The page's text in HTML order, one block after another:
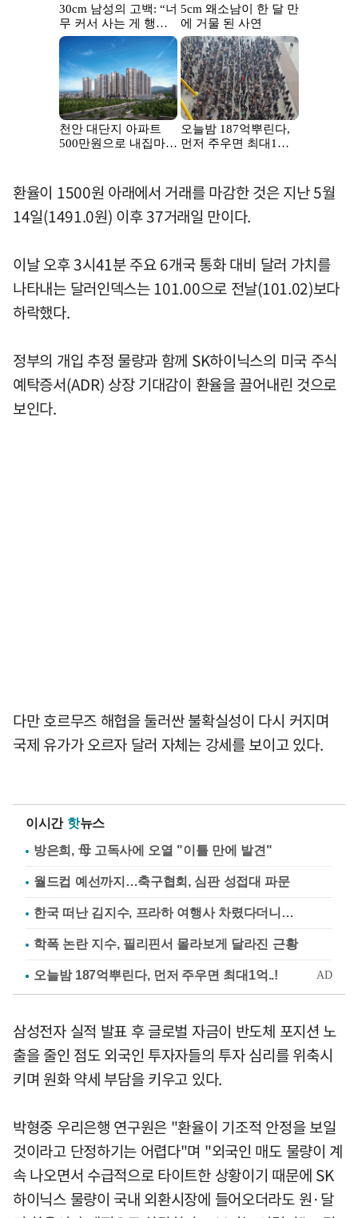
환율이 1500원 아래에서 거래를 마감한 것은 지난 5월
14일(1491.0원) 이후 37거래일 만이다.
이날 오후 3시41분 주요 6개국 통화 대비 달러 가치를
나타내는 달러인덱스는 101.00으로 전날(101.02)보다
하락했다.
정부의 개입 추정 물량과 함께 SK하이닉스의 미국 주식
예탁증서(ADR) 상장 기대감이 환율을 끌어내린 것으로
보인다.
다만 호르무즈 해협을 둘러싼 불확실성이 다시 커지며
국제 유가가 오르자 달러 자체는 강세를 보이고 있다.
이시간 핫뉴스
방은희, 母 고독사에 오열 "이틀 만에 발견"
월드컵 예선까지…축구협회, 심판 성접대 파문
한국 떠난 김지수, 프라하 여행사 차렸다더니…
학폭 논란 지수, 필리핀서 몰라보게 달라진 근황
삼성전자 실적 발표 후 글로벌 자금이 반도체 포지션 노
출을 줄인 점도 외국인 투자자들의 투자 심리를 위축시
키며 원화 약세 부담을 키우고 있다.
박형중 우리은행 연구원은 "환율이 기조적 안정을 보일
것이라고 단정하기는 어렵다"며 "외국인 매도 물량이 계
속 나오면서 수급적으로 타이트한 상황이기 때문에 SK
하이닉스 물량이 국내 외환시장에 들어오더라도 원·달